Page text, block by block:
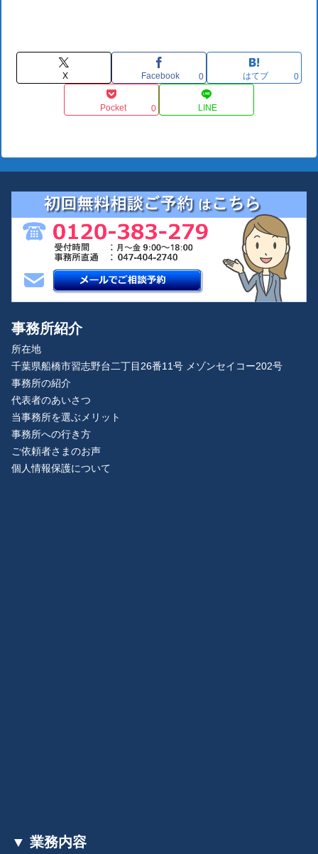
X Facebook 0 はてブ 0
Pocket 0 LINE
事務所紹介
所在地
千葉県船橋市習志野台二丁目26番11号 メゾンセイコー202号
事務所の紹介
代表者のあいさつ
当事務所を選ぶメリット
事務所への行き方
ご依頼者さまのお声
個人情報保護について
▼ 業務内容